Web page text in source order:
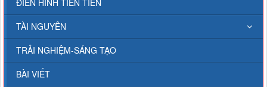
TÀI NGUYÊN
TRẢI NGHIỆM-SÁNG TẠO
BÀI VIẾT